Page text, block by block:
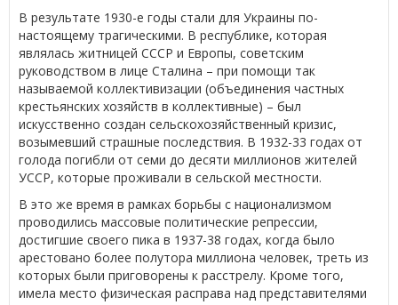
В результате 1930-е годы стали для Украины по-
настоящему трагическими. В республике, которая
являлась житницей СССР и Европы, советским
руководством в лице Сталина – при помощи так
называемой коллективизации (объединения частных
крестьянских хозяйств в коллективные) – был
искусственно создан сельскохозяйственный кризис,
возымевший страшные последствия. В 1932-33 годах от
голода погибли от семи до десяти миллионов жителей
УССР, которые проживали в сельской местности.
В это же время в рамках борьбы с национализмом
проводились массовые политические репрессии,
достигшие своего пика в 1937-38 годах, когда было
арестовано более полутора миллиона человек, треть из
которых были приговорены к расстрелу. Кроме того,
имела место физическая расправа над представителями